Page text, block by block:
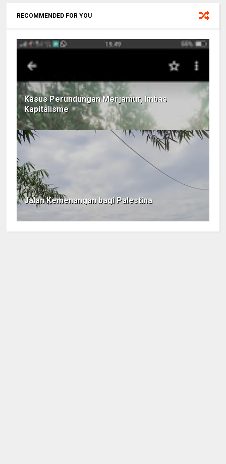
RECOMMENDED FOR YOU
Kasus Perundungan Menjamur, Imbas
Kapitalisme
Jalan Kemenangan bagi Palestina